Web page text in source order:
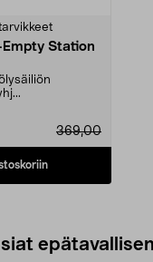
Station
369,00